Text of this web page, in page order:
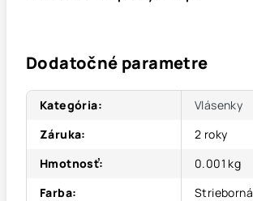
Dodatočné parametre
Kategória:
Vlásenky
Záruka:
2 roky
Hmotnosť:
0.001 kg
Farba:
Strieborná